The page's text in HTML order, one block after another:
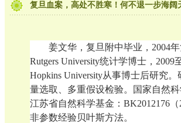
复旦血案，高处不胜寒！何不退一步海阔
姜文华， 复旦附中毕业，2004
Rutgers University统计学博士，
Hopkins University从事博士后研究
量选取、多重假设检验。国家自然科
江苏省自然科学基金：BK2012176
非参数经验贝叶斯方法。